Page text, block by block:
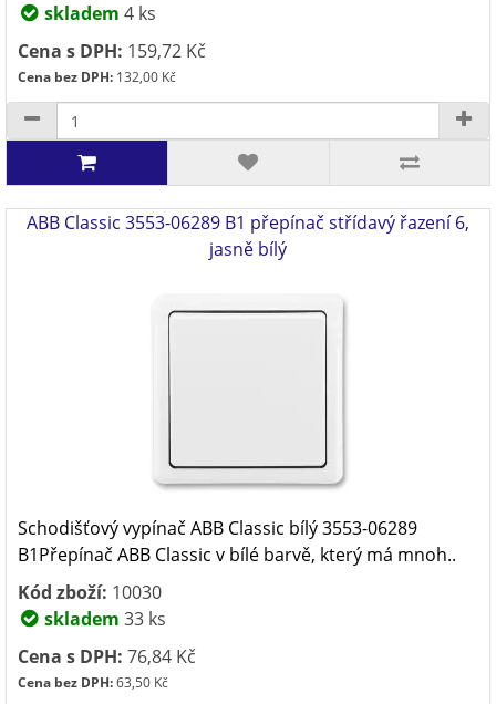
skladem 4 ks
Cena s DPH: 159,72 Kč
Cena bez DPH: 132,00 Kč
ABB Classic 3553-06289 B1 přepínač střídavý řazení 6,
jasně bílý
Schodišťový vypínač ABB Classic bílý 3553-06289
B1Přepínač ABB Classic v bílé barvě, který má mnoh..
Kód zboží: 10030
skladem 33 ks
Cena s DPH: 76,84 Kč
Cena bez DPH:63,50 Kč